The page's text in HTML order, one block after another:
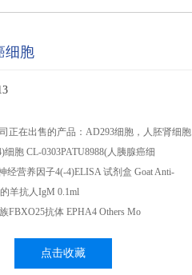
细胞
正在出售的产品：AD293细胞，人胚肾细胞
胞 CL-0303PATU8988(人胰腺癌细
经营养因子4(-4)ELISA 试剂盒 Goat Anti-
羊抗人IgM 0.1ml
FBXO25抗体 EPHA4 Others Mo
点击收藏